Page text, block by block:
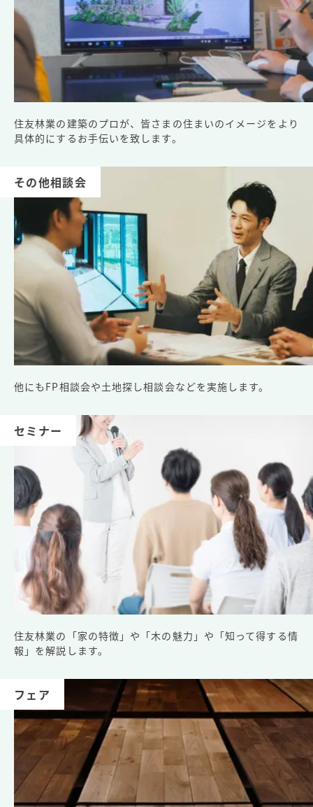
住友林業の建築のプロが、皆さまの住まいのイメージをより
具体的にするお手伝いを致します。
その他相談会
他にもFP相談会や土地探し相談会などを実施します。
セミナー
住友林業の「家の特徴」や「木の魅力」や「知って得する情
報」を解説します。
フェア